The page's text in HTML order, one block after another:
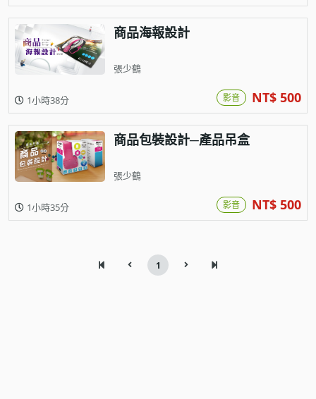
商品海報設計
張少鶴
1小時38分 影音 NT$ 500
商品包裝設計─產品吊盒
張少鶴
1小時35分 影音 NT$ 500
1